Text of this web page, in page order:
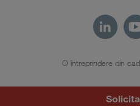
O întreprindere din